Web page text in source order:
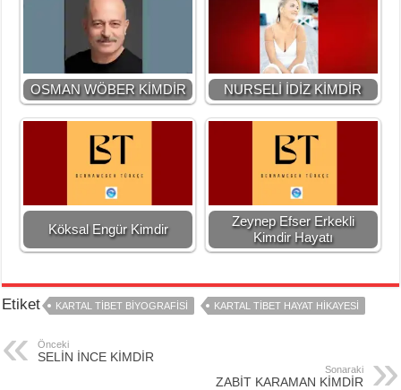
OSMAN WÖBER KİMDİR NURSELİ İDİZ KİMDİR
Köksal Engür Kimdir
Zeynep Efser Erkekli
Kimdir Hayatı
Etiket KARTAL TİBET BİYOGRAFİSİ KARTAL TİBET HAYAT HİKAYESİ
Önceki
SELİN İNCE KİMDİR
Sonaraki
ZABİT KARAMAN KİMDİR